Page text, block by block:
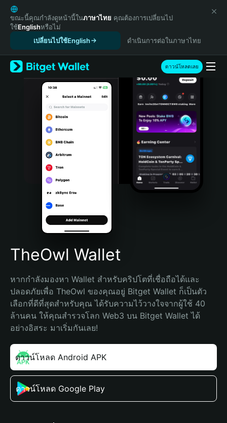
English
日本語
Tiếng Việt
Español (Latinoamérica)
Türkçe
Italiano
Português (Portugal)
Bahasa Indonesia
Português (Brasil)
Español (Argentina)
ขณะนี้คุณกำลังดูหน้านี้ในภาษาไทย คุณต้องการเปลี่ยนไป
ใช้Englishหรือไม่
เปลี่ยนไปใช้English
ดำเนินการต่อในภาษาไทย
ดาวน์โหลดเลย
TheOwl Wallet
หากกำลังมองหา Wallet สำหรับคริปโตที่เชื่อถือได้และ
ปลอดภัยเพื่อ TheOwl ของคุณอยู่ Bitget Wallet ก็เป็นตัว
เลือกที่ดีที่สุดสำหรับคุณ ได้รับความไว้วางใจจากผู้ใช้ 40
ล้านคน ให้คุณสำรวจโลก Web3 บน Bitget Wallet ได้
อย่างอิสระ มาเริ่มกันเลย!
ดาวน์โหลด Android APK
ดาวน์โหลด Google Play